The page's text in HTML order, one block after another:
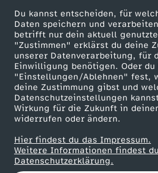
Du kannst entscheiden, für
Daten speichern und
betrifft nur dein aktuell
"Zustimmen" erklärst du deine
unserer Datenverarbeitung, für
Einwilligung benötigen. Oder
"Einstellungen/Ablehnen" fest,
deine Zustimmung gibst und
Datenschutzeinstellungen
Wirkung für die Zukunft in
widerrufen oder ändern.
Hier findest du das Impressum.
Weitere Informationen findest
Datenschutzerklärung.
a
p
s
t
L
e
ZDF goes Schule
Werbefernsehen
Mainzelmännchen
Partner